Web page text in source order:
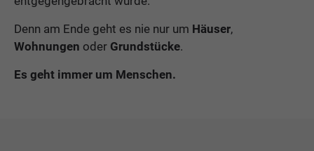
Denn am Ende geht es nie nur um Häuser,
Wohnungen oder Grundstücke.
Es geht immer um Menschen.
р